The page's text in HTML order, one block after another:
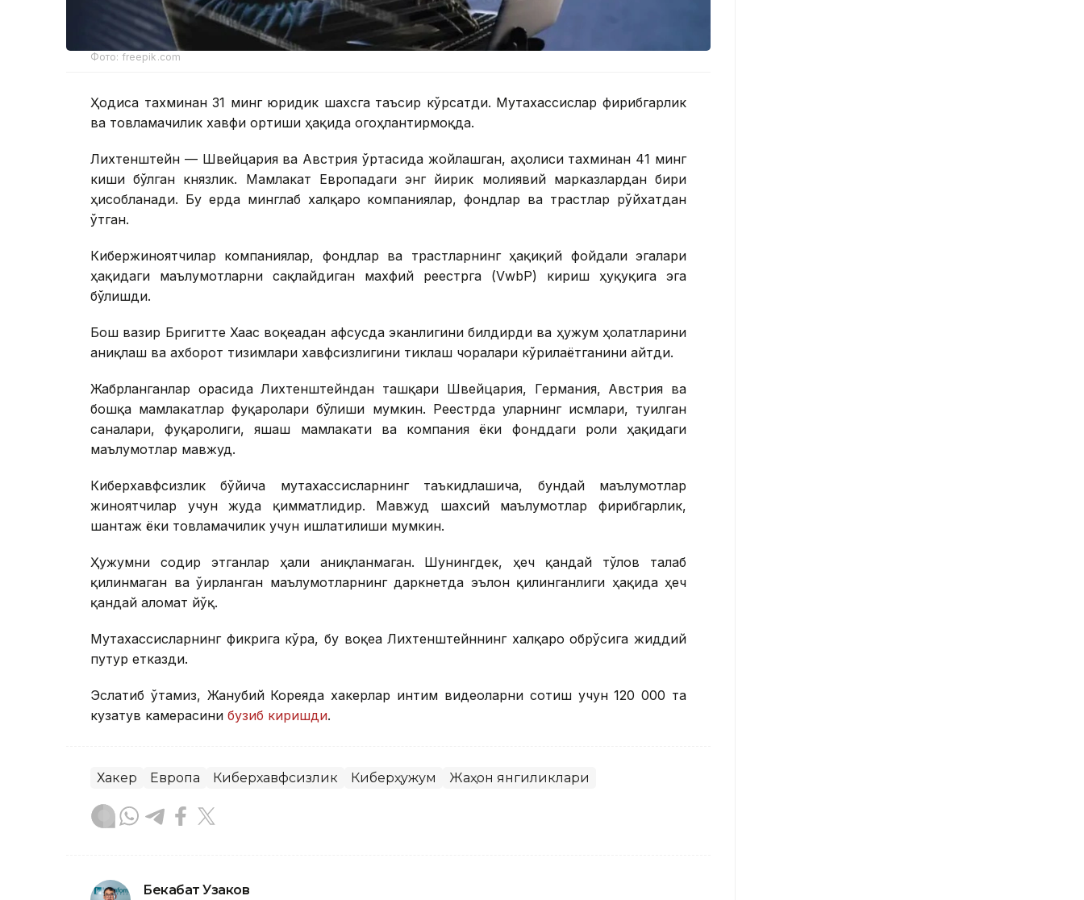
Фото: freepik.com
Ҳодиса тахминан 31 минг юридик шахсга таъсир кўрсатди. Мутахассислар фирибгарлик
ва товламачилик хавфи ортиши ҳақида огоҳлантирмоқда.
Лихтенштейн — Швейцария ва Австрия ўртасида жойлашган, аҳолиси тахминан 41 минг
киши бўлган князлик. Мамлакат Европадаги энг йирик молиявий марказлардан бири
ҳисобланади. Бу ерда минглаб халқаро компаниялар, фондлар ва трастлар рўйхатдан
ўтган.
Кибержиноятчилар компаниялар, фондлар ва трастларнинг ҳақиқий фойдали эгалари
ҳақидаги маълумотларни сақлайдиган махфий реестрга (VwbP) кириш ҳуқуқига эга
бўлишди.
Бош вазир Бригитте Хаас воқеадан афсусда эканлигини билдирди ва ҳужум ҳолатларини
аниқлаш ва ахборот тизимлари хавфсизлигини тиклаш чоралари кўрилаётганини айтди.
Жабрланганлар орасида Лихтенштейндан ташқари Швейцария, Германия, Австрия ва
бошқа мамлакатлар фуқаролари бўлиши мумкин. Реестрда уларнинг исмлари, туғилган
саналари, фуқаролиги, яшаш мамлакати ва компания ёки фонддаги роли ҳақидаги
маълумотлар мавжуд.
Киберхавфсизлик бўйича мутахассисларнинг таъкидлашича, бундай маълумотлар
жиноятчилар учун жуда қимматлидир. Мавжуд шахсий маълумотлар фирибгарлик,
шантаж ёки товламачилик учун ишлатилиши мумкин.
Ҳужумни содир этганлар ҳали аниқланмаган. Шунингдек, ҳеч қандай тўлов талаб
қилинмаган ва ўғирланган маълумотларнинг даркнетда эълон қилинганлиги ҳақида ҳеч
қандай аломат йўқ.
Мутахассисларнинг фикрига кўра, бу воқеа Лихтенштейннинг халқаро обрўсига жиддий
путур етказди.
Эслатиб ўтамиз, Жанубий Кореяда хакерлар интим видеоларни сотиш учун 120 000 та
кузатув камерасини бузиб киришди.
Хакер Европа Киберхавфсизлик Киберҳужум Жаҳон янгиликлари
Бекабат Узаков